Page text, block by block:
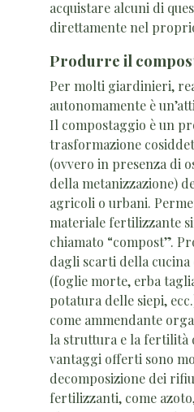
acquistare alcuni di
direttamente nel
Produrre il
Per molti giardinieri,
autonomamente è
Il compostaggio è un
trasformazione
(ovvero in presenza di
della metanizzazione)
agricoli o urbani.
materiale fertilizzante
chiamato “compost”.
dagli scarti della
(foglie morte, erba
potatura delle siepi,
come ammendante
la struttura e la fertilità
vantaggi offerti sono
decomposizione dei
fertilizzanti, come